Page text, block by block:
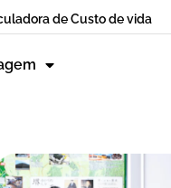
de Custo de vida